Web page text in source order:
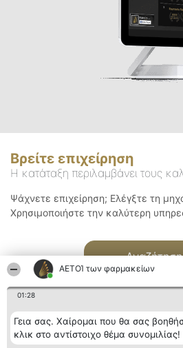
ΑΕΤΟΊ των φαρμακείων
01:28
Γεια σας. Χαίρομαι που θα σας
κλικ στο αντίστοιχο θέμα συνομιλίας!
Βρείτε επιχείρηση
Η κατάταξη περιλαμβάνει τους
Ψάχνετε επιχείρηση; Ελέγξτε τη
Χρησιμοποιήστε την καλύτερη
Αναζήτηση